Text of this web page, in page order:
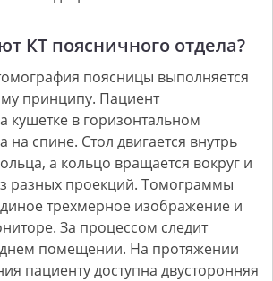
КТ поясничного отдела?
поясницы выполняется
принципу. Пациент
кушетке в горизонтальном
спине. Стол двигается внутрь
а кольцо вращается вокруг и
разных проекций. Томограммы
трехмерное изображение и
За процессом следит
помещении. На протяжении
пациенту доступна двусторонняя